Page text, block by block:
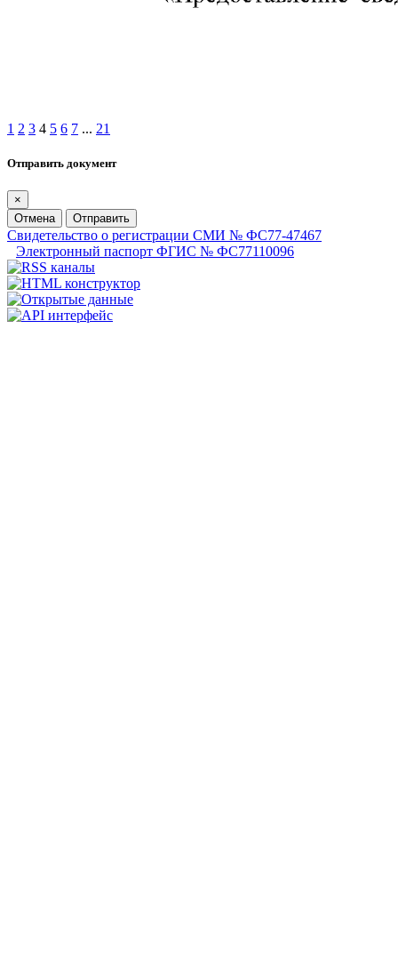
1 2 3 4 5 6 7 ... 21
Отправить документ
×
Отмена
Отправить
Свидетельство о регистрации СМИ № ФС77-47467
Электронный паспорт ФГИС № ФС77110096